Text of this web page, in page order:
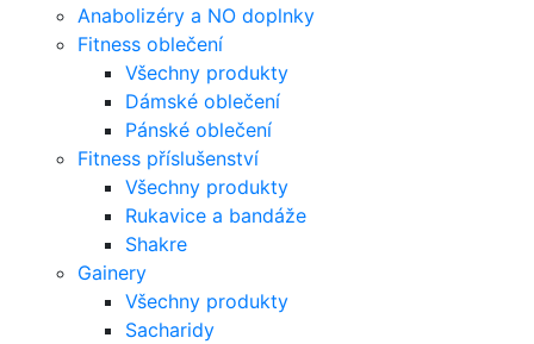
Anabolizéry a NO doplnky
Fitness oblečení
Všechny produkty
Dámské oblečení
Pánské oblečení
Fitness příslušenství
Všechny produkty
Rukavice a bandáže
Shakre
Gainery
Všechny produkty
Sacharidy